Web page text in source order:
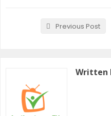
Previous Post
Written